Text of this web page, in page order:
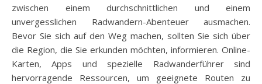
zwischen einem durchschnittlichen und einem
unvergesslichen Radwandern-Abenteuer ausmachen.
Bevor Sie sich auf den Weg machen, sollten Sie sich über
die Region, die Sie erkunden möchten, informieren. Online-
Karten, Apps und spezielle Radwanderführer sind
hervorragende Ressourcen, um geeignete Routen zu